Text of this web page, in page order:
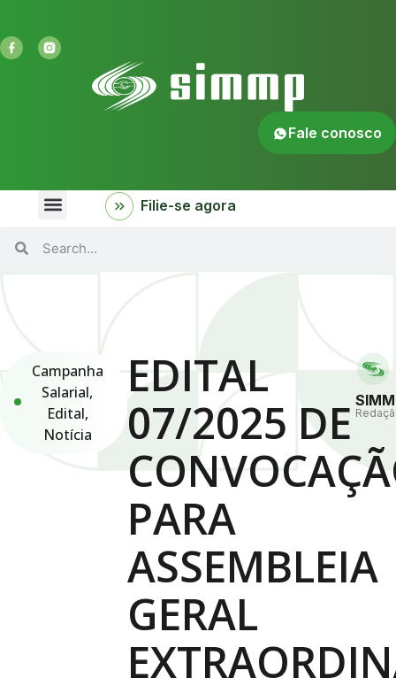
Fale conosco
Filie-se agora
Campanha
Salarial,
Edital,
Notícia
EDITAL
07/2025 DE
PARA
ASSEMBLEIA
GERAL